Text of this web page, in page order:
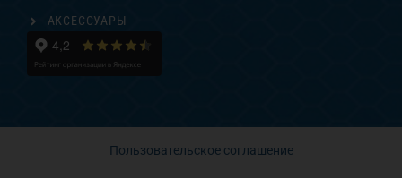
АКСЕССУАРЫ
Пользовательское соглашение